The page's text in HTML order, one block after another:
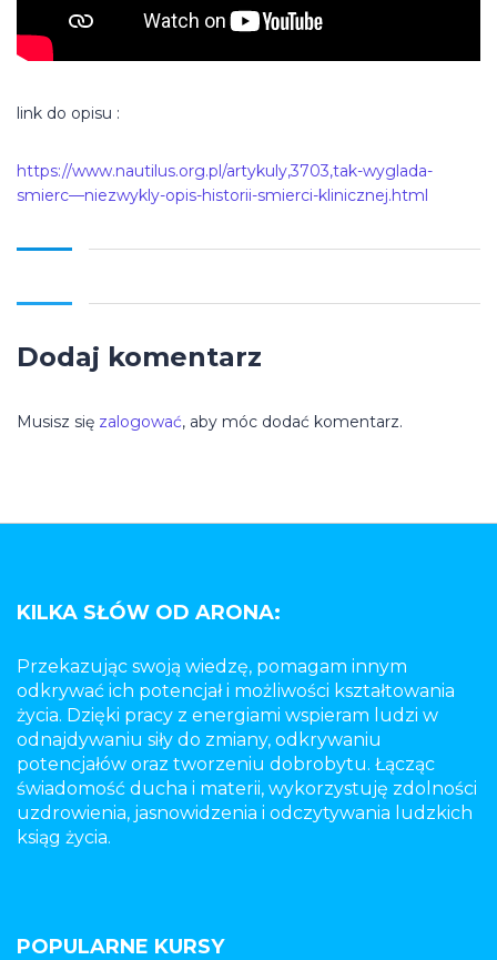
link do opisu :
https://www.nautilus.org.pl/artykuly,3703,tak-wyglada-
smierc—niezwykly-opis-historii-smierci-klinicznej.html
Dodaj komentarz
Musisz się zalogować, aby móc dodać komentarz.
KILKA SŁÓW OD ARONA:
Przekazując swoją wiedzę, pomagam innym
odkrywać ich potencjał i możliwości kształtowania
życia. Dzięki pracy z energiami wspieram ludzi w
odnajdywaniu siły do zmiany, odkrywaniu
potencjałów oraz tworzeniu dobrobytu. Łącząc
świadomość ducha i materii, wykorzystuję zdolności
uzdrowienia, jasnowidzenia i odczytywania ludzkich
ksiąg życia.
POPULARNE KURSY